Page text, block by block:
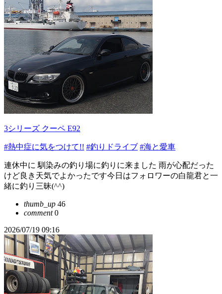
3シリーズ クーペ E92
#熱中症に気をつけて!! #釣りドライブ #海と愛車
連休中に 馴染みの釣り場に釣りに来ました 雨が心配だった
けど良き天気でよかったです今日はフォロワーの白龍君と一
緒に釣り三昧(⁠^⁠^⁠)
thumb_up 46
comment0
2026/07/19 09:16